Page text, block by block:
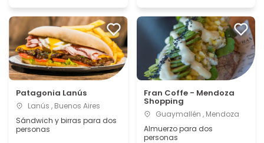
Patagonia Lanús
Lanús , Buenos Aires
Sándwich y birras para dos
personas
Fran Coffe - Mendoza
Shopping
Guaymallén , Mendoza
Almuerzo para dos
personas